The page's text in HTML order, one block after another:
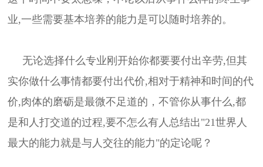
业,一些需要基本培养的能力是可以随时培养的。
无论选择什么专业刚开始你都要要付出辛劳,但其
实你做什么事情都要付出代价,相对于精神和时间的代
价,肉体的磨砺是最微不足道的，不管你从事什么,都
是和人打交道的过程,要不怎么有人总结出"21世界人
最大的能力就是与人交往的能力"的定论呢？